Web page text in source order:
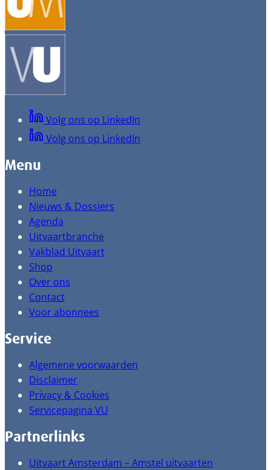
Volg ons op LinkedIn
Volg ons op LinkedIn
Menu
Home
Nieuws & Dossiers
Agenda
Uitvaartbranche
Vakblad Uitvaart
Shop
Over ons
Contact
Voor abonnees
Service
Algemene voorwaarden
Disclaimer
Privacy & Cookies
Servicepagina VU
Partnerlinks
Uitvaart Amsterdam – Amstel uitvaarten